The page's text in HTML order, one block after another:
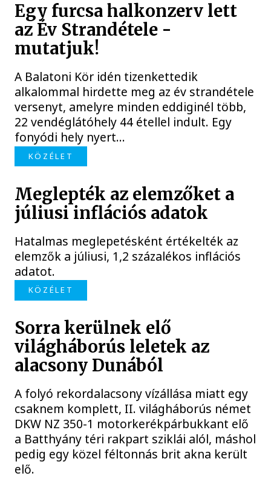
Egy furcsa halkonzerv lett
az Év Strandétele -
mutatjuk!
A Balatoni Kör idén tizenkettedik
alkalommal hirdette meg az év strandétele
versenyt, amelyre minden eddiginél több,
22 vendéglátóhely 44 étellel indult. Egy
fonyódi hely nyert...
KÖZÉLET
Meglepték az elemzőket a
júliusi inflációs adatok
Hatalmas meglepetésként értékelték az
elemzők a júliusi, 1,2 százalékos inflációs
adatot.
KÖZÉLET
Sorra kerülnek elő
világháborús leletek az
alacsony Dunából
A folyó rekordalacsony vízállása miatt egy
csaknem komplett, II. világháborús német
DKW NZ 350-1 motorkerékpárbukkant elő
a Batthyány téri rakpart sziklái alól, máshol
pedig egy közel féltonnás brit akna került
elő.